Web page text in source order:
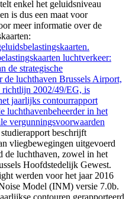
enkel het geluidsniveau
is dus een maat voor
meer informatie over de
luchtverkeer:
de strategische
de luchthaven Brussels Airport,
richtlijn 2002/49/EG, is
jaarlijks contourrapport
luchthavenbeheerder in het
vergunningsvoorwaarden
beschrijft
vliegbewegingen uitgevoerd
de luchthaven, zowel in het
Hoofdstedelijk Gewest.
werden voor het jaar 2016
Model (INM) versie 7.0b.